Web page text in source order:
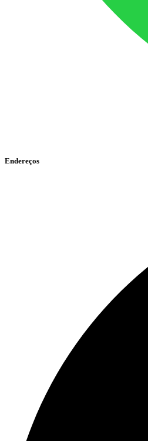
Endereços